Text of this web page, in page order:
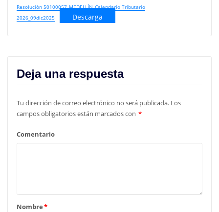
Resolución 50100057_MEDELLÍN_Calendario Tributario
2026_09dic2025
Descarga
Deja una respuesta
Tu dirección de correo electrónico no será publicada. Los
campos obligatorios están marcados con *
Comentario
Nombre*